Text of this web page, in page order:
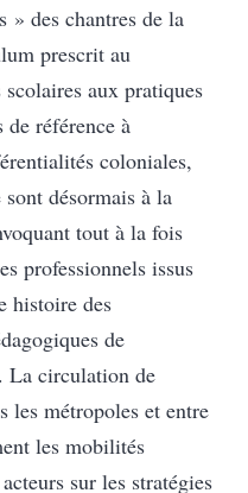
» des chantres de la
prescrit au
aux pratiques
de référence à
coloniales,
désormais à la
tout à la fois
professionnels issus
histoire des
de
. La circulation de
les métropoles et entre
les mobilités
sur les stratégies